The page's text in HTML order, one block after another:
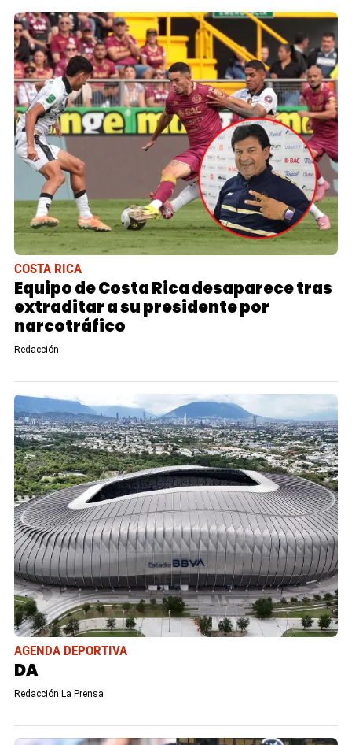
COSTA RICA
Equipo de Costa Rica desaparece tras
extraditar a su presidente por
narcotráfico
Redacción
AGENDA DEPORTIVA
DA
Redacción La Prensa